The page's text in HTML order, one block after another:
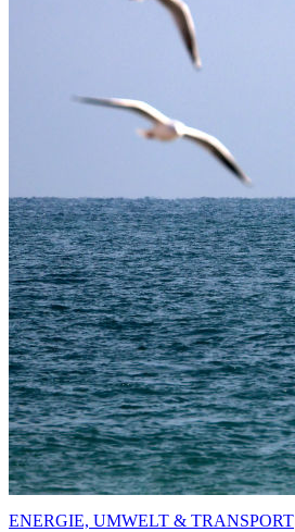
ENERGIE, UMWELT & TRANSPORT